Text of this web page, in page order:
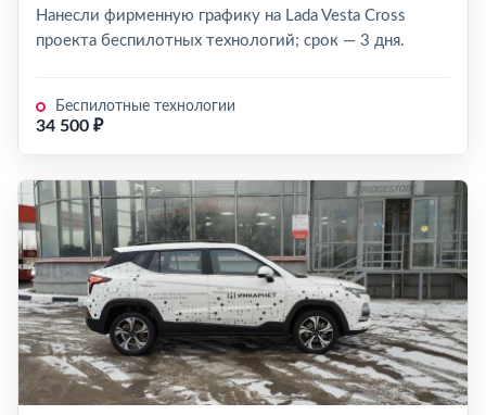
Нанесли фирменную графику на Lada Vesta Cross
проекта беспилотных технологий; срок — 3 дня.
Беспилотные технологии
34 500 ₽